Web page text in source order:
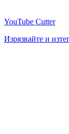
YouTube Cutter
Изрязвайте и